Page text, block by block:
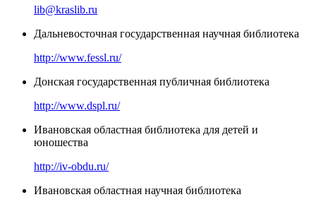
lib@kraslib.ru
Дальневосточная государственная научная библиотека
http://www.fessl.ru/
Донская государственная публичная библиотека
http://www.dspl.ru/
Ивановская областная библиотека для детей и
юношества
http://iv-obdu.ru/
Ивановская областная научная библиотека